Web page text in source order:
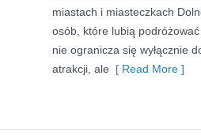
miastach i miasteczkach
osób, które lubią
nie ogranicza się wyłącznie
atrakcji, ale [ Read More ]